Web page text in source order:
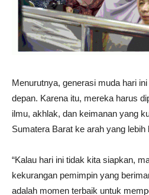
Menurutnya, generasi muda hari
depan. Karena itu, mereka harus
ilmu, akhlak, dan keimanan yang
Sumatera Barat ke arah yang lebih
“Kalau hari ini tidak kita siapkan,
kekurangan pemimpin yang
adalah momen terbaik untuk